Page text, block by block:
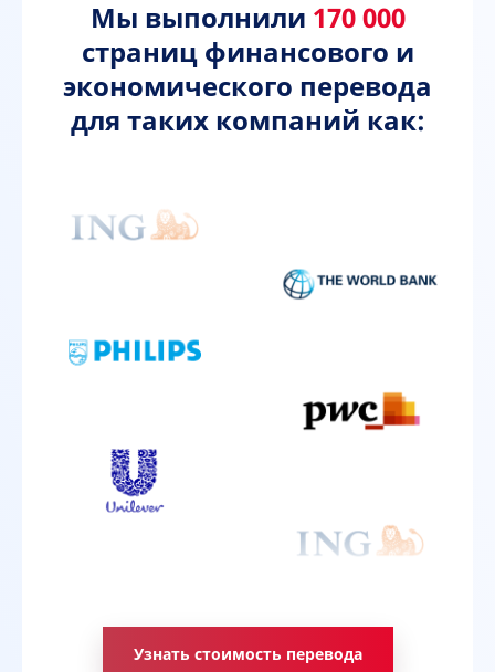
Мы выполнили 170 000
страниц финансового и
экономического перевода
для таких компаний как:
Узнать стоимость перевода